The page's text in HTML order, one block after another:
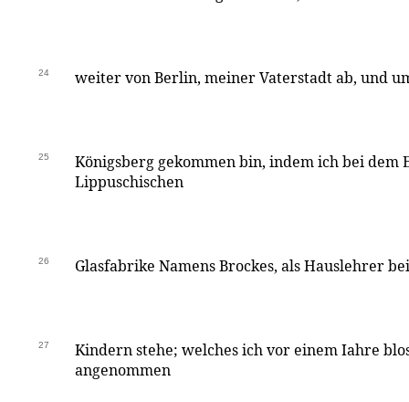
24 weiter von Berlin, meiner Vaterstadt ab, und
25
Königsberg gekommen bin, indem ich bei
Lippuschischen
26 Glasfabrike Namens Brockes, als Hauslehrer
27
Kindern stehe; welches ich vor einem Iahre
angenommen